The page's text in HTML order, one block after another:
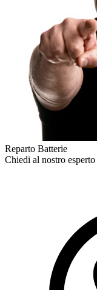
Reparto Batterie
Chiedi al nostro esperto